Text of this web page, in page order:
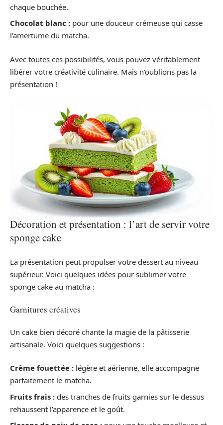
chaque bouchée.
Chocolat blanc : pour une douceur crémeuse qui casse
l’amertume du matcha.
Avec toutes ces possibilités, vous pouvez véritablement
libérer votre créativité culinaire. Mais n’oublions pas la
présentation !
Décoration et présentation : l’art de servir votre
sponge cake
La présentation peut propulser votre dessert au niveau
supérieur. Voici quelques idées pour sublimer votre
sponge cake au matcha :
Garnitures créatives
Un cake bien décoré chante la magie de la pâtisserie
artisanale. Voici quelques suggestions :
Crème fouettée : légère et aérienne, elle accompagne
parfaitement le matcha.
Fruits frais : des tranches de fruits garnies sur le dessus
rehaussent l’apparence et le goût.